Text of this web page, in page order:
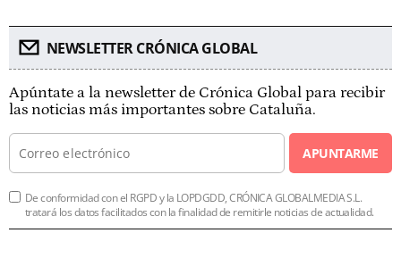
NEWSLETTER CRÓNICA GLOBAL
Apúntate a la newsletter de Crónica Global para recibir
las noticias más importantes sobre Cataluña.
APUNTARME
De conformidad con el RGPD y la LOPDGDD, CRÓNICA GLOBALMEDIA S.L.
tratará los datos facilitados con la finalidad de remitirle noticias de actualidad.